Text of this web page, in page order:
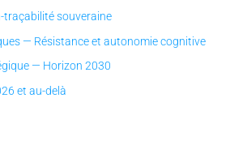
traçabilité souveraine
— Résistance et autonomie cognitive
— Horizon 2030
et au-delà